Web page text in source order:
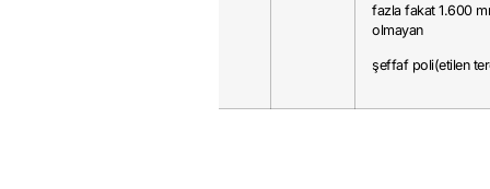
fazla fakat 1.600
olmayan
şeffaf poli(etilen